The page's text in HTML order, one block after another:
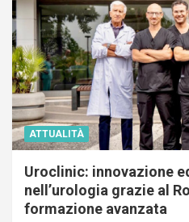
ATTUALITÀ
Uroclinic: innovazione
nell’urologia grazie al
formazione avanzata